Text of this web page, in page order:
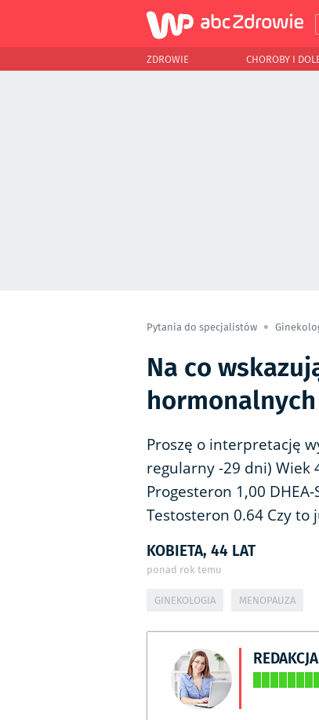
ZDROWIE CHOROBY I
Pytania do specjalistów
Na co
Proszę o interpretację
regularny -29 dni) Wiek
Progesteron 1,00
Testosteron 0.64 Czy to
KOBIETA, 44 LAT
ponad rok temu
GINEKOLOGIA MENOPAUZA